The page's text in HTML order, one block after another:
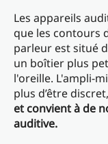
Les appareils
que les contours
parleur est situé
un boîtier plus
l'oreille. L'ampli-
plus d’être discret,
et convient à de
auditive.